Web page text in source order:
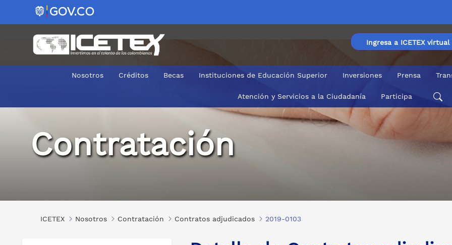
Ingresa a ICETEX virtual
Nosotros Créditos Becas Instituciones de Educación Superior Inversiones Prensa
Atención y Servicios a la Ciudadanía Participa
Contratación
ICETEX Nosotros Contratación Contratos adjudicados 2019-0103